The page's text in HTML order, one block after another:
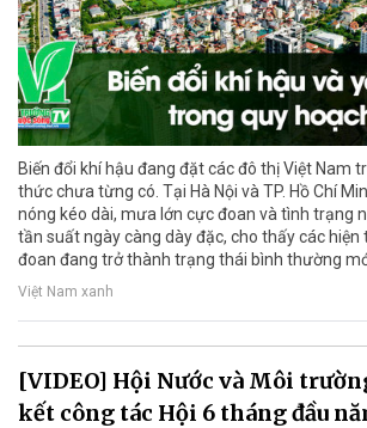
Biến đổi khí hậu đang đặt các đô thị Việt Nam
thức chưa từng có. Tại Hà Nội và TP. Hồ Chí
nóng kéo dài, mưa lớn cực đoan và tình trạng
tần suất ngày càng dày đặc, cho thấy các
đoan đang trở thành trạng thái bình thường
Việt Nam xanh
[VIDEO] Hội Nước và Môi
kết công tác Hội 6 tháng đầu